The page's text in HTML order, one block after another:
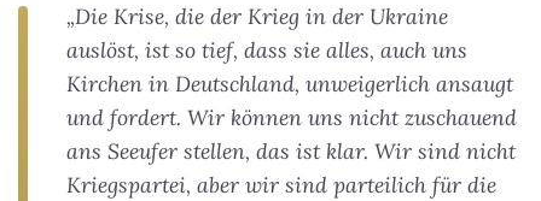
„Die Krise, die der Krieg in der Ukraine
auslöst, ist so tief, dass sie alles, auch uns
Kirchen in Deutschland, unweigerlich ansaugt
und fordert. Wir können uns nicht zuschauend
ans Seeufer stellen, das ist klar. Wir sind nicht
Kriegspartei, aber wir sind parteilich für die